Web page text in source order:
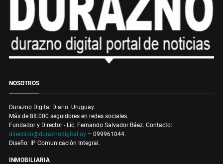
NOSOTROS
Durazno Digital Diario. Uruguay.
Más de 88.000 seguidores en redes sociales.
Fundador y Director - Lic. Fernando Salvador Báez. Contacto:
direccion@duraznodigital.uy – 099961044.
Diseño: IP Comunicación Integral.
INMOBILIARIA